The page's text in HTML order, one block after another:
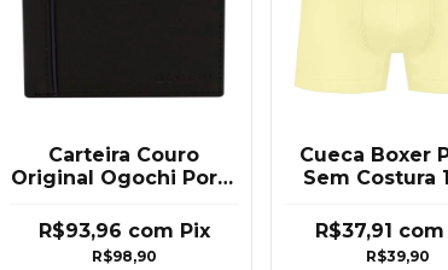
Carteira Couro
Original Ogochi Porta
Documentos
R$98,90
R$93,96 com Pix
Cueca Boxer
Sem Costura
R$39,90
R$37,91 com